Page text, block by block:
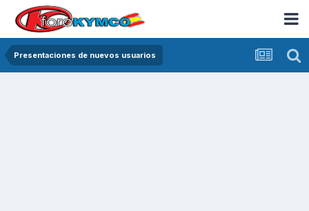
Presentaciones de nuevos usuarios